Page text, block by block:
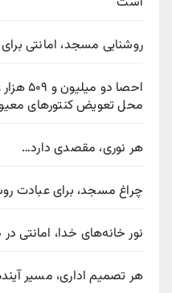
روشنایی مسجد، امانتی
محل تعویض کنتورهای
هر نوری، مقصدی دارد…
چراغ مسجد، برای عبادت
نور خانه‌های خدا، امانتی
هر تصمیم اداری، مسیر